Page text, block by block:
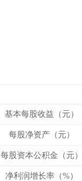
基本每股收益（元）
每股净资产（元）
每股资本公积金（元）
净利润增长率（%）